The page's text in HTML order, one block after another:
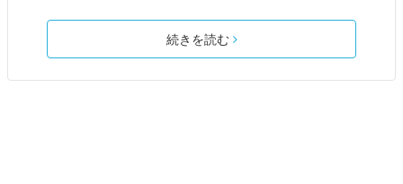
続きを読む